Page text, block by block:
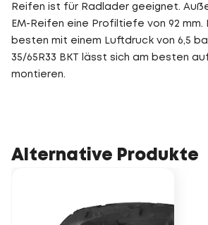
Reifen ist für Radlader geeignet.
EM-Reifen eine Profiltiefe von 92 mm.
besten mit einem Luftdruck von 6,5
35/65R33 BKT lässt sich am besten
montieren.
Alternative Produkte